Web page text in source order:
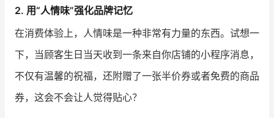
2. 用“人情味”强化品牌记忆
在消费体验上，人情味是一种非常有力量的东西。试想一
下，当顾客生日当天收到一条来自你店铺的小程序消息，
不仅有温馨的祝福，还附赠了一张半价券或者免费的商品
券，这会不会让人觉得贴心？